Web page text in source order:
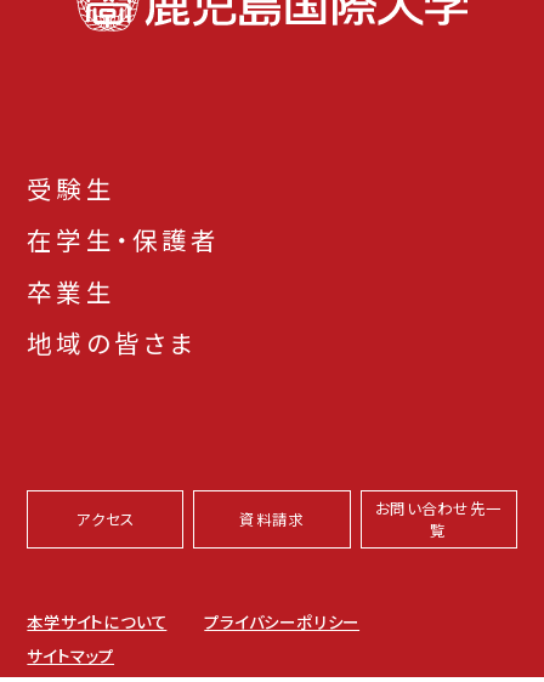
受験生
在学生・保護者
卒業生
地域の皆さま
アクセス 資料請求
お問い合わせ先一
覧
本学サイトについて
プライバシーポリシー
サイトマップ